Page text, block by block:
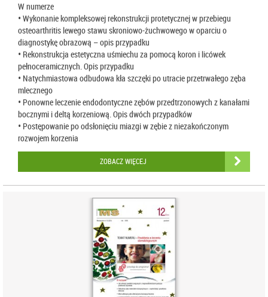
W numerze
• Wykonanie kompleksowej rekonstrukcji protetycznej w przebiegu
osteoarthritis lewego stawu skroniowo-żuchwowego w oparciu o
diagnostykę obrazową – opis przypadku
• Rekonstrukcja estetyczna uśmiechu za pomocą koron i licówek
pełnoceramicznych. Opis przypadku
• Natychmiastowa odbudowa kła szczęki po utracie przetrwałego zęba
mlecznego
• Ponowne leczenie endodontyczne zębów przedtrzonowych z kanałami
bocznymi i deltą korzeniową. Opis dwóch przypadków
• Postępowanie po odsłonięciu miazgi w zębie z niezakończonym
rozwojem korzenia
ZOBACZ WIĘCEJ